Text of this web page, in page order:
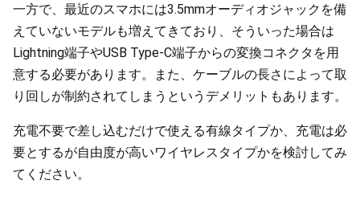
一方で、最近のスマホには3.5mmオーディオジャックを備
えていないモデルも増えてきており、そういった場合は
Lightning端子やUSB Type-C端子からの変換コネクタを用
意する必要があります。また、ケーブルの長さによって取
り回しが制約されてしまうというデメリットもあります。
充電不要で差し込むだけで使える有線タイプか、充電は必
要とするが自由度が高いワイヤレスタイプかを検討してみ
てください。